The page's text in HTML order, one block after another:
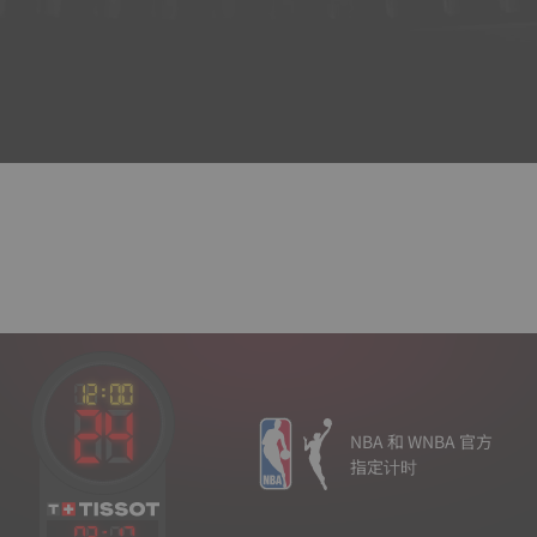
NBA 和 WNBA 官方
指定计时